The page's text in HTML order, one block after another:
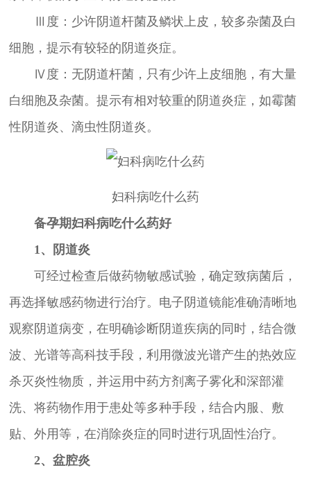
Ⅲ度：少许阴道杆菌及鳞状上皮，较多杂菌及白
细胞，提示有较轻的阴道炎症。
Ⅳ度：无阴道杆菌，只有少许上皮细胞，有大量
白细胞及杂菌。提示有相对较重的阴道炎症，如霉菌
性阴道炎、滴虫性阴道炎。
妇科病吃什么药
备孕期妇科病吃什么药好
1、阴道炎
可经过检查后做药物敏感试验，确定致病菌后，
再选择敏感药物进行治疗。电子阴道镜能准确清晰地
观察阴道病变，在明确诊断阴道疾病的同时，结合微
波、光谱等高科技手段，利用微波光谱产生的热效应
杀灭炎性物质，并运用中药方剂离子雾化和深部灌
洗、将药物作用于患处等多种手段，结合内服、敷
贴、外用等，在消除炎症的同时进行巩固性治疗。
2、盆腔炎